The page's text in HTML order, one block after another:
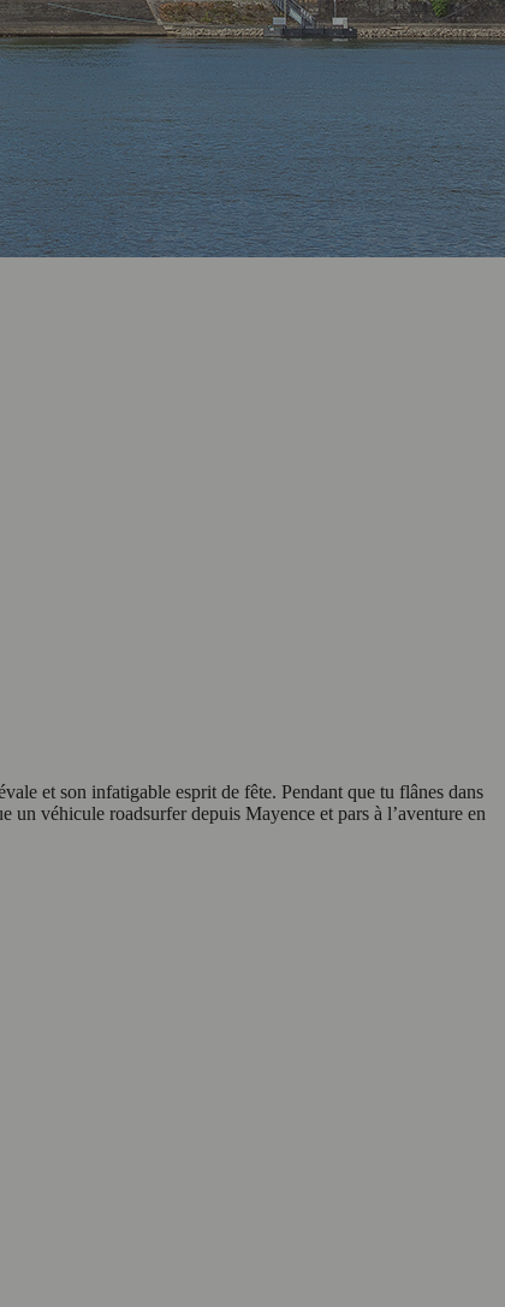
et son infatigable esprit de fête. Pendant que tu flânes dans
véhicule roadsurfer depuis Mayence et pars à l’aventure en